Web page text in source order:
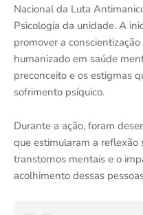
Nacional da Luta
Psicologia da unidade. A
promover a
humanizado em saúde
preconceito e os estigmas
sofrimento psíquico.
Durante a ação, foram
que estimularam a reflexão
transtornos mentais e o
acolhimento dessas